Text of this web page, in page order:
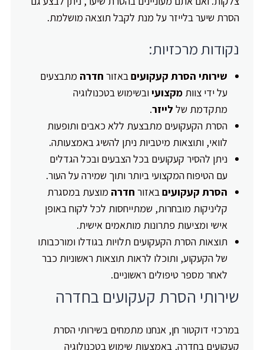
הסרת שיער בלייזר על מנת לקבל תוצאה מושלמת.
נקודות מרכזיות:
שירותי הסרת קעקועיםבאזור חדרה מתבצעים
על ידי צוות מקצועיובשימוש בטכנולוגיה
מתקדמת של לייזר.
הסרת הקעקועים מתבצעת ללא כאבים ותופעות
לוואי, ותוצאות מיטביות ניתן להשיג באמצעותה.
ניתן להסיר קעקועים בכל הצבעים ובכל הגדלים
עם הטיפוח המקצועי ביותר ותוך שמירה על העור.
הסרת קעקועיםבאזור חדרה מוצעת במסגרת
קליניקות מובחרות, שמתייחסות לכל לקוח באופן
אישי ומציעות פתרונות מותאמים אישית.
תוצאות הסרת הקעקועים תלויות בגודלו ומורכבותו
של הקעקוע, ותוכלו לראות תוצאות ראשוניות כבר
לאחר מספר טיפולים ראשוניים.
שירותי הסרת קעקועים בחדרה
במרכזי דוקטור חן, אנחנו מתמחים בשירותי הסרת
קעקועים בחדרה, באמצעות שימוש בטכנולוגיה